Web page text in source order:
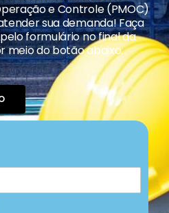
e Controle (PMOC)
sua demanda! Faça
formulário no final da
meio do botão abaixo.